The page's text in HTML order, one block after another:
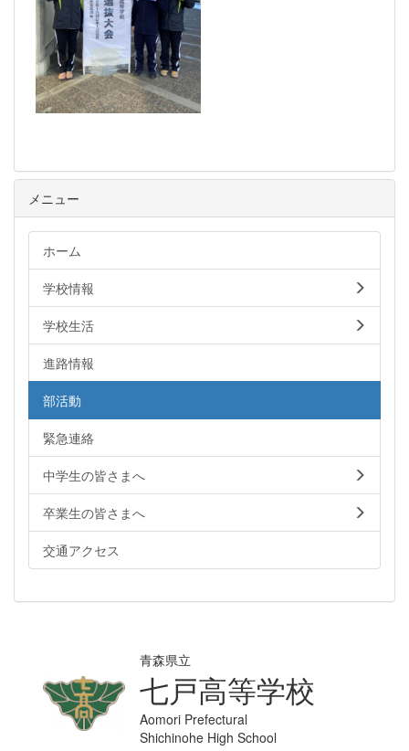
メニュー
ホーム
学校情報
学校生活
進路情報
部活動
緊急連絡
中学生の皆さまへ
卒業生の皆さまへ
交通アクセス
青森県立
七戸高等学校
Aomori Prefectural
Shichinohe High School